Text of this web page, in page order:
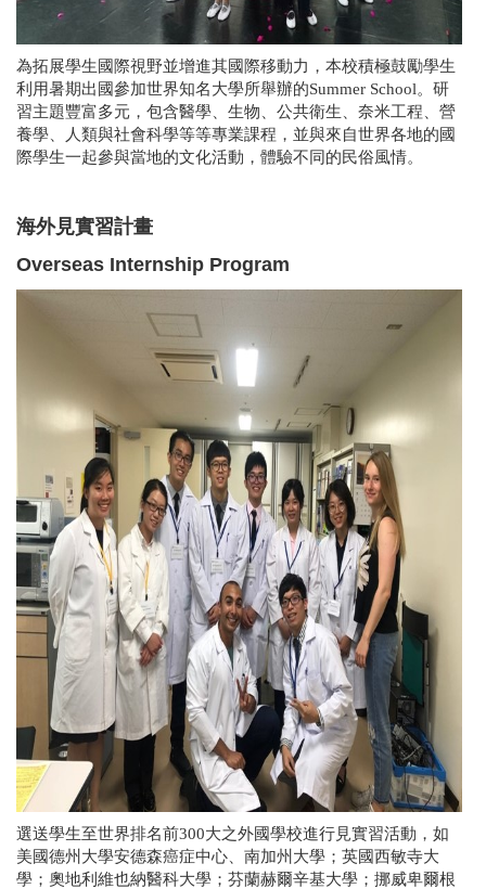
為拓展學生國際視野並增進其國際移動力，本校積極鼓勵學生
利用暑期出國參加世界知名大學所舉辦的Summer School。研
習主題豐富多元，包含醫學、生物、公共衛生、奈米工程、營
養學、人類與社會科學等等專業課程，並與來自世界各地的國
際學生一起參與當地的文化活動，體驗不同的民俗風情。
海外見實習計畫
Overseas Internship Program
選送學生至世界排名前300大之外國學校進行見實習活動，如
美國德州大學安德森癌症中心、南加州大學；英國西敏寺大
學；奧地利維也納醫科大學；芬蘭赫爾辛基大學；挪威卑爾根